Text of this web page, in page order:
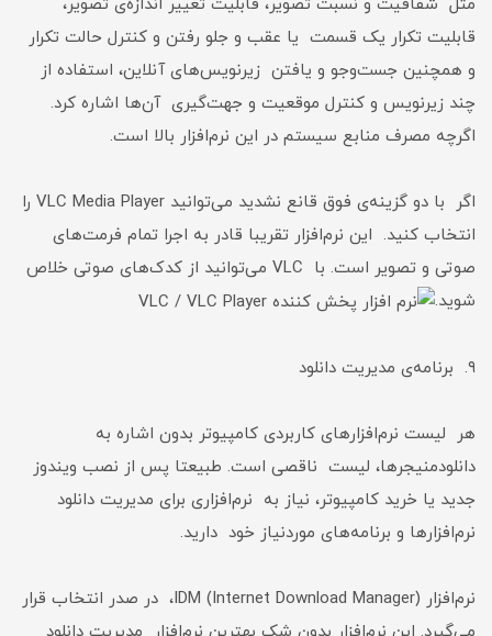
مثل شفافیت و نسبت تصویر، قابلیت تغییر اندازه‌ی تصویر،
قابلیت تکرار یک قسمت یا عقب و جلو رفتن و کنترل حالت تکرار
و همچنین جست‌وجو و یافتن زیرنویس‌های آنلاین، استفاده از
چند زیرنویس و کنترل موقعیت و جهت‌گیری آن‌ها اشاره کرد.
اگرچه مصرف منابع سیستم در این نرم‌افزار بالا است.
اگر با دو گزینه‌ی فوق قانع نشدید می‌توانید VLC Media Player را
انتخاب کنید. این نرم‌افزار تقریبا قادر به اجرا تمام فرمت‌های
صوتی و تصویر است. با VLC می‌توانید از کدک‌های صوتی خلاص
شوید.
۹. برنامه‌ی مدیریت دانلود
هر لیست نرم‌افزارهای کاربردی کامپیوتر بدون اشاره به
دانلودمنیجرها، لیست ناقصی است. طبیعتا پس از نصب ویندوز
جدید یا خرید کامپیوتر، نیاز به نرم‌افزاری برای مدیریت دانلود
نرم‌افزارها و برنامه‌های موردنیاز خود دارید.
نرم‌افزار (IDM (Internet Download Manager، در صدر انتخاب قرار